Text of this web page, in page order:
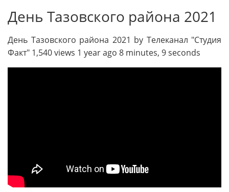
День Тазовского района 2021
День Тазовского района 2021 by Телеканал "Студия
Факт" 1,540 views 1 year ago 8 minutes, 9 seconds